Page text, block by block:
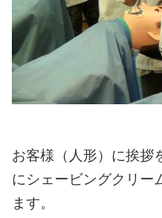
お客様（人形）に挨拶
にシェービングクリー
ます。